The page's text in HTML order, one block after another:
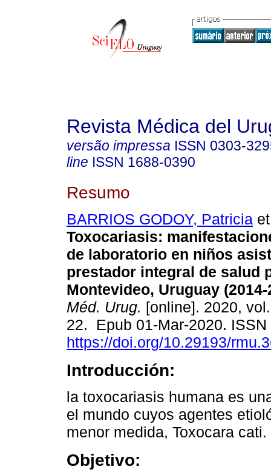
Revista Médica del
versão impressa ISSN 0303-
line ISSN 1688-0390
Resumo
BARRIOS GODOY, Patricia
Toxocariasis:
de laboratorio en niños
prestador integral de salud
Montevideo, Uruguay (2014-
Méd. Urug. [online]. 2020,
22. Epub 01-Mar-2020.
https://doi.org/10.29193/
Introducción:
la toxocariasis humana es
el mundo cuyos agentes
menor medida, Toxocara cati.
Objetivo: